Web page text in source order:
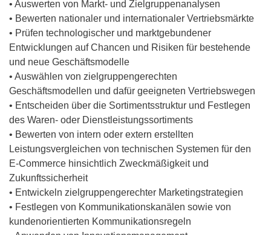
• Auswerten von Markt- und Zielgruppenanalysen
• Bewerten nationaler und internationaler Vertriebsmärkte
• Prüfen technologischer und marktgebundener
Entwicklungen auf Chancen und Risiken für bestehende
und neue Geschäftsmodelle
• Auswählen von zielgruppengerechten
Geschäftsmodellen und dafür geeigneten Vertriebswegen
• Entscheiden über die Sortimentsstruktur und Festlegen
des Waren- oder Dienstleistungssortiments
• Bewerten von intern oder extern erstellten
Leistungsvergleichen von technischen Systemen für den
E-Commerce hinsichtlich Zweckmäßigkeit und
Zukunftssicherheit
• Entwickeln zielgruppengerechter Marketingstrategien
• Festlegen von Kommunikationskanälen sowie von
kundenorientierten Kommunikationsregeln